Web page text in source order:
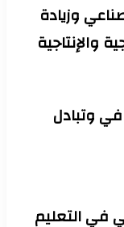
وزيادة
والإنتاجية
وتبادل
في التعليم